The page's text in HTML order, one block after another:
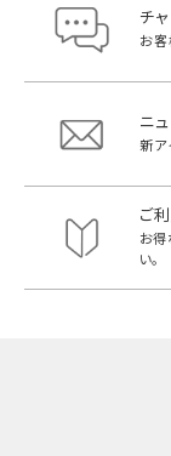
チ
お
ニ
新ア
ご
お得
い。